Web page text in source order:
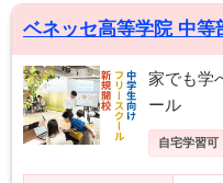
ベネッセ高等学院 中等
家でも学
ール
自宅学習可